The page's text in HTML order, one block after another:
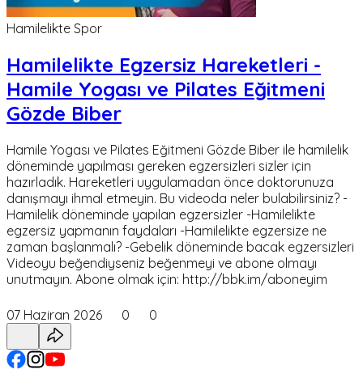
Hamilelikte Spor
Hamilelikte Egzersiz Hareketleri -
Hamile Yogası ve Pilates Eğitmeni
Gözde Biber
Hamile Yogası ve Pilates Eğitmeni Gözde Biber ile hamilelik
döneminde yapılması gereken egzersizleri sizler için
hazırladık. Hareketleri uygulamadan önce doktorunuza
danışmayı ihmal etmeyin. Bu videoda neler bulabilirsiniz? -
Hamilelik döneminde yapılan egzersizler -Hamilelikte
egzersiz yapmanın faydaları -Hamilelikte egzersize ne
zaman başlanmalı? -Gebelik döneminde bacak egzersizleri
Videoyu beğendiyseniz beğenmeyi ve abone olmayı
unutmayın. Abone olmak için: http://bbk.im/aboneyim
07 Haziran 2026 0 0